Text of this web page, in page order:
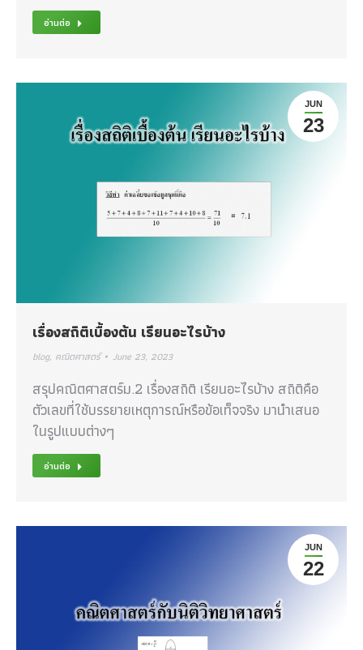
อ่านต่อ
JUN
23
เรื่องสถิติเบื้องต้น เรียนอะไรบ้าง
blog, คณิตศาสตร์ June 23, 2023
สรุปคณิตศาสตร์ม.2 เรื่องสถิติ เรียนอะไรบ้าง สถิติคือ
ตัวเลขที่ใช้บรรยายเหตุการณ์หรือข้อเท็จจริง มานำเสนอ
ในรูปแบบต่างๆ
อ่านต่อ
JUN
22